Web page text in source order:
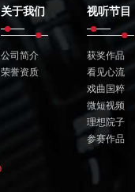
关于我们
公司简介
荣誉资质
视听节目
获奖作品
看见心流
戏曲国粹
微短视频
理想院子
参赛作品